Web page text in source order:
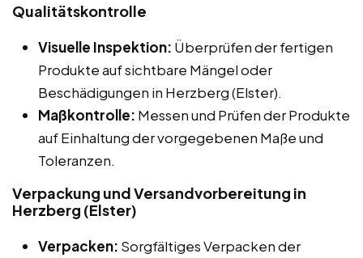
Qualitätskontrolle
Visuelle Inspektion: Überprüfen der fertigen
Produkte auf sichtbare Mängel oder
Beschädigungen in Herzberg (Elster).
Maßkontrolle: Messen und Prüfen der Produkte
auf Einhaltung der vorgegebenen Maße und
Toleranzen.
Verpackung und Versandvorbereitung in
Herzberg (Elster)
Verpacken: Sorgfältiges Verpacken der